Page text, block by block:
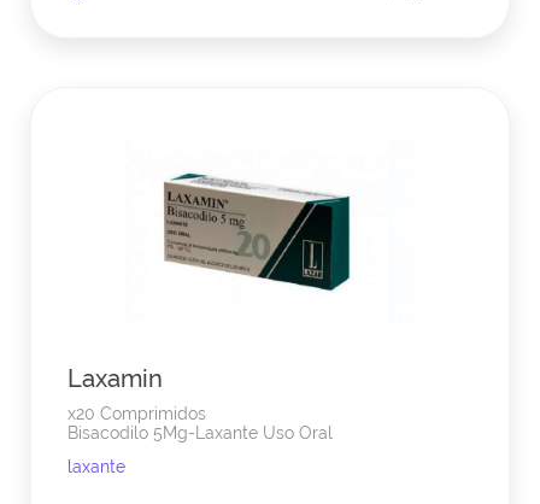
Laxamin
x20 Comprimidos
Bisacodilo 5Mg-Laxante Uso Oral
laxante